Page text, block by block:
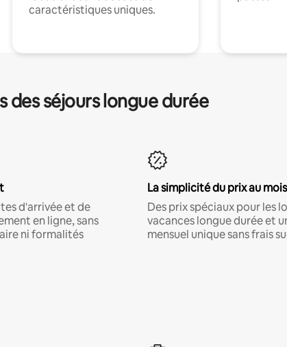
caractéristiques uniques.
des séjours longue durée
d'arrivée et de
en ligne, sans
ni formalités
La simplicité du prix au mois
Des prix spéciaux pour les
vacances longue durée et
mensuel unique sans frais